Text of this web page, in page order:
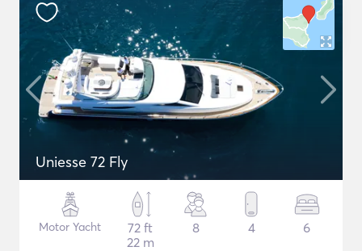
Uniesse 72 Fly
Motor Yacht
72 ft
22 m
8 4 6